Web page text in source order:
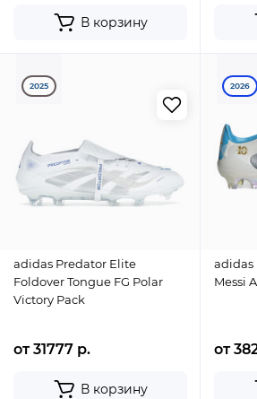
В корзину
2025
adidas Predator Elite
Foldover Tongue FG Polar
Victory Pack
от 31777 р.
В корзину
2026
adidas
Messi
от